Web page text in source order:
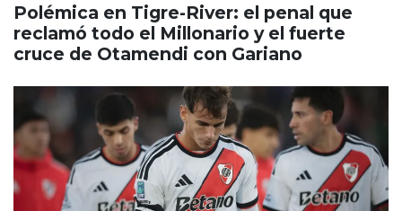
Polémica en Tigre-River: el penal que
reclamó todo el Millonario y el fuerte
cruce de Otamendi con Gariano